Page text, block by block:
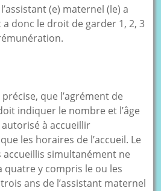
(e) maternel (le) a
donc le droit de garder 1, 2, 3
que l’agrément de
indiquer le nombre et l’âge
à accueillir
les horaires de l’accueil. Le
simultanément ne
y compris le ou les
ans de l’assistant maternel